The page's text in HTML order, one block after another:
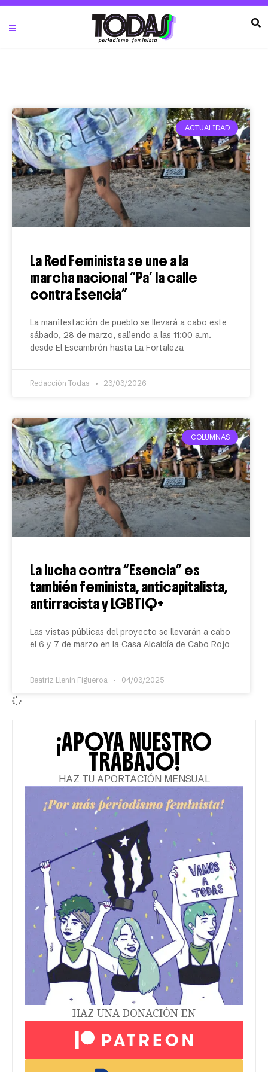
ACTUALIDAD
La Red Feminista se une a la
marcha nacional “Pa’ la calle
contra Esencia”
La manifestación de pueblo se llevará a cabo este
sábado, 28 de marzo, saliendo a las 11:00 a.m.
desde El Escambrón hasta La Fortaleza
Redacción Todas 23/03/2026
COLUMNAS
La lucha contra “Esencia” es
también feminista, anticapitalista,
antirracista y LGBTIQ+
Las vistas públicas del proyecto se llevarán a cabo
el 6 y 7 de marzo en la Casa Alcaldía de Cabo Rojo
Beatriz Llenín Figueroa 04/03/2025
¡APOYA NUESTRO
TRABAJO!
HAZ TU APORTACIÓN MENSUAL
HAZ UNA DONACIÓN EN